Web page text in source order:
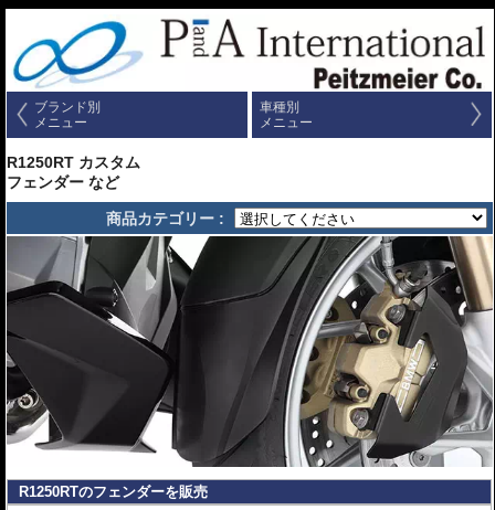
ブランド別
メニュー
車種別
メニュー
R1250RT カスタム
フェンダー など
商品カテゴリー :
R1250RTのフェンダーを販売